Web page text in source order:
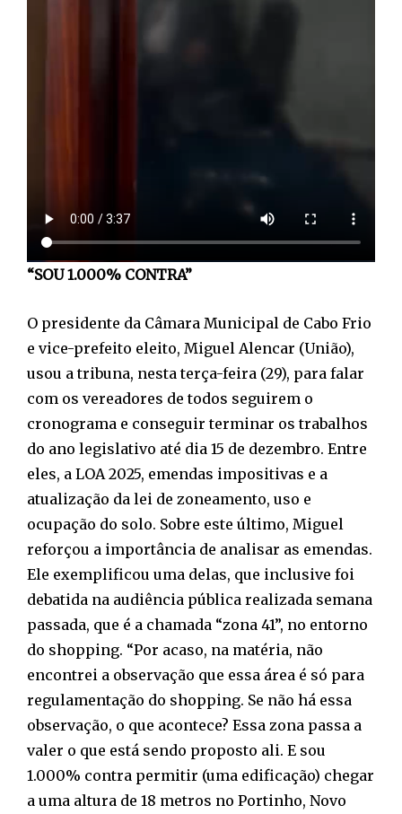
“SOU 1.000% CONTRA”
O presidente da Câmara Municipal de Cabo Frio
e vice-prefeito eleito, Miguel Alencar (União),
usou a tribuna, nesta terça-feira (29), para falar
com os vereadores de todos seguirem o
cronograma e conseguir terminar os trabalhos
do ano legislativo até dia 15 de dezembro. Entre
eles, a LOA 2025, emendas impositivas e a
atualização da lei de zoneamento, uso e
ocupação do solo. Sobre este último, Miguel
reforçou a importância de analisar as emendas.
Ele exemplificou uma delas, que inclusive foi
debatida na audiência pública realizada semana
passada, que é a chamada “zona 41”, no entorno
do shopping. “Por acaso, na matéria, não
encontrei a observação que essa área é só para
regulamentação do shopping. Se não há essa
observação, o que acontece? Essa zona passa a
valer o que está sendo proposto ali. E sou
1.000% contra permitir (uma edificação) chegar
a uma altura de 18 metros no Portinho, Novo